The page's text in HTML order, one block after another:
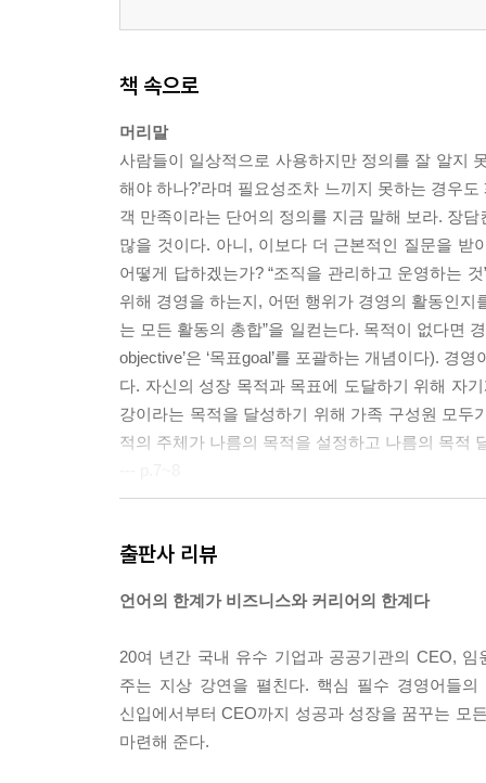
책 속으로
머리말
사람들이 일상적으로 사용하지만 정의를 잘 알지
해야 하나?’라며 필요성조차 느끼지 못하는 경우
객 만족이라는 단어의 정의를 지금 말해 보라. 장
많을 것이다. 아니, 이보다 더 근본적인 질문을 받
어떻게 답하겠는가? “조직을 관리하고 운영하는
위해 경영을 하는지, 어떤 행위가 경영의 활동인
는 모든 활동의 총합”을 일컫는다. 목적이 없다면
objective’은 ‘목표goal’를 포괄하는 개념이다). 경
다. 자신의 성장 목적과 목표에 도달하기 위해 자
강이라는 목적을 달성하기 위해 가족 구성원 모두
적의 주체가 나름의 목적을 설정하고 나름의 목적
미션은 “조직의 존재 이유 혹은 존재 목적”이다.
지나 고객을 향하고 있어야 한다. 그렇기에 미션
--- p.30
전략
그렇다. 전략의 의미는 그 유래된 뜻 그대로다. “
출판사 리뷰
언어의 한계가 비즈니스와 커리어의 한계다
20여 년간 국내 유수 기업과 공공기관의 CEO,
주는 지상 강연을 펼친다. 핵심 필수 경영어들
신입에서부터 CEO까지 성공과 성장을 꿈꾸는 모
마련해 준다.